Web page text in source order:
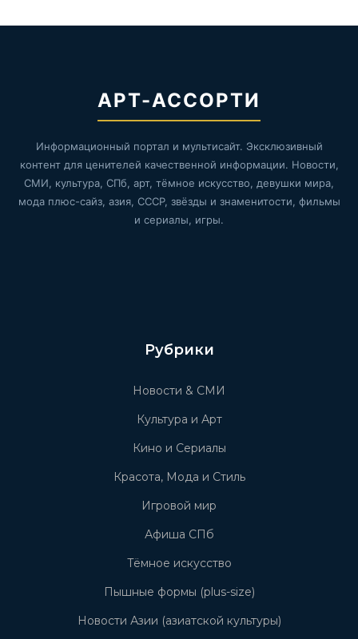
АРТ-АССОРТИ
Информационный портал и мультисайт. Эксклюзивный
контент для ценителей качественной информации. Новости,
СМИ, культура, СПб, арт, тёмное искусство, девушки мира,
мода плюс-сайз, азия, СССР, звёзды и знаменитости, фильмы
и сериалы, игры.
Рубрики
Новости & СМИ
Культура и Арт
Кино и Сериалы
Красота, Мода и Стиль
Игровой мир
Афиша СПб
Тёмное искусство
Пышные формы (plus-size)
Новости Азии (азиатской культуры)